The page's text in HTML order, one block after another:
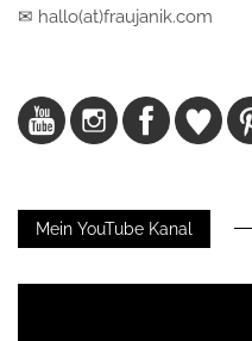
✉ hallo(at)fraujanik.com
Mein YouTube Kanal